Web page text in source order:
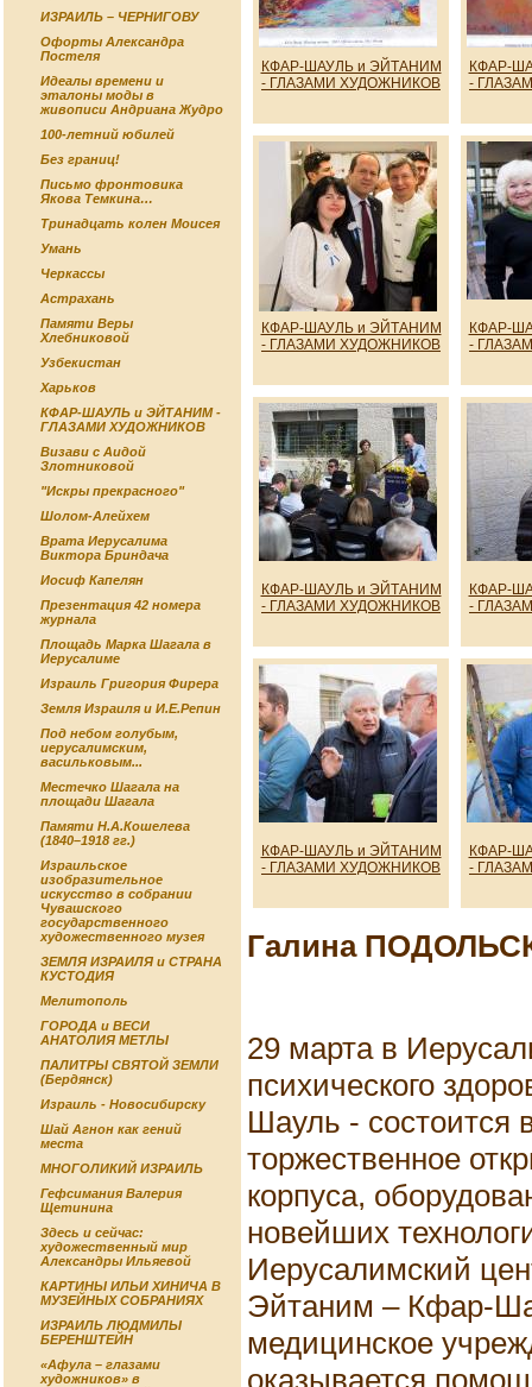
ИЗРАИЛЬ – ЧЕРНИГОВУ
Офорты Александра
Постеля
Идеалы времени и
эталоны моды в
живописи Андриана Жудро
100-летний юбилей
Без границ!
Письмо фронтовика
Якова Темкина…
Тринадцать колен Моисея
Умань
Черкассы
Астрахань
Памяти Веры
Хлебниковой
Узбекистан
Харьков
КФАР-ШАУЛЬ и ЭЙТАНИМ -
ГЛАЗАМИ ХУДОЖНИКОВ
Визави с Аидой
Злотниковой
"Искры прекрасного"
Шолом-Алейхем
Врата Иерусалима
Виктора Бриндача
Иосиф Капелян
Презентация 42 номера
журнала
Площадь Марка Шагала в
Иерусалиме
Израиль Григория Фирера
Земля Израиля и И.Е.Репин
Под небом голубым,
иерусалимским,
васильковым...
Местечко Шагала на
площади Шагала
Памяти Н.А.Кошелева
(1840–1918 гг.)
Израильское
изобразительное
искусство в собрании
Чувашского
государственного
художественного музея
ЗЕМЛЯ ИЗРАИЛЯ и СТРАНА
КУСТОДИЯ
Мелитополь
ГОРОДА и ВЕСИ
АНАТОЛИЯ МЕТЛЫ
ПАЛИТРЫ СВЯТОЙ ЗЕМЛИ
(Бердянск)
Израиль - Новосибирску
Шай Агнон как гений
места
МНОГОЛИКИЙ ИЗРАИЛЬ
Гефсимания Валерия
Щетинина
Здесь и сейчас:
художественный мир
Александры Ильяевой
КАРТИНЫ ИЛЬИ ХИНИЧА В
МУЗЕЙНЫХ СОБРАНИЯХ
ИЗРАИЛЬ ЛЮДМИЛЫ
БЕРЕНШТЕЙН
«Афула – глазами
художников» в
КФАР-ШАУЛЬ и ЭЙТАНИМ
- ГЛАЗАМИ ХУДОЖНИКОВ
КФАР-
-
КФАР-ШАУЛЬ и ЭЙТАНИМ
- ГЛАЗАМИ ХУДОЖНИКОВ
КФАР-
-
КФАР-ШАУЛЬ и ЭЙТАНИМ
- ГЛАЗАМИ ХУДОЖНИКОВ
КФАР-
-
КФАР-ШАУЛЬ и ЭЙТАНИМ
- ГЛАЗАМИ ХУДОЖНИКОВ
КФАР-
-
Галина
29 марта в
психического
Шауль - состоится
торжественное
корпуса,
новейших
Иерусалимский
Эйтаним – Кфар-
медицинское
оказывается